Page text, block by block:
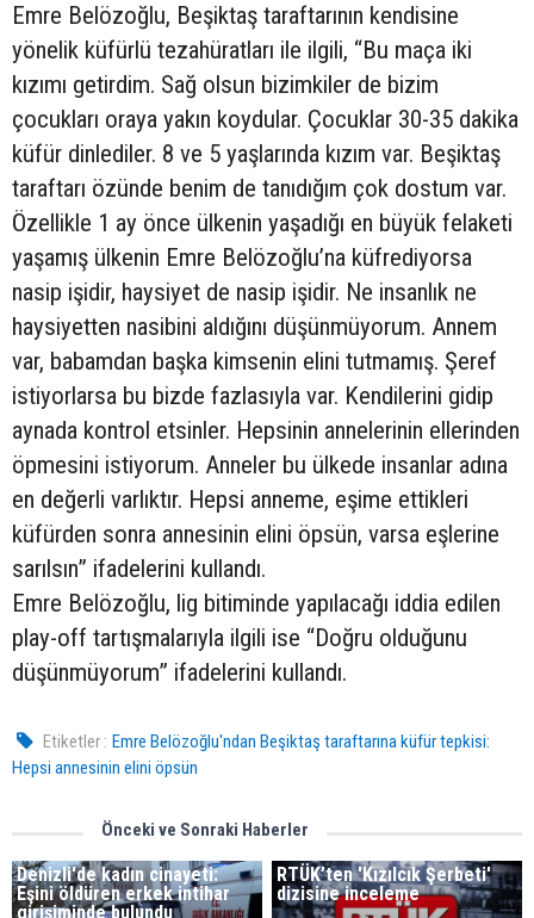
Emre Belözoğlu, Beşiktaş taraftarının kendisine
yönelik küfürlü tezahüratları ile ilgili, “Bu maça iki
kızımı getirdim. Sağ olsun bizimkiler de bizim
çocukları oraya yakın koydular. Çocuklar 30-35 dakika
küfür dinlediler. 8 ve 5 yaşlarında kızım var. Beşiktaş
taraftarı özünde benim de tanıdığım çok dostum var.
Özellikle 1 ay önce ülkenin yaşadığı en büyük felaketi
yaşamış ülkenin Emre Belözoğlu’na küfrediyorsa
nasip işidir, haysiyet de nasip işidir. Ne insanlık ne
haysiyetten nasibini aldığını düşünmüyorum. Annem
var, babamdan başka kimsenin elini tutmamış. Şeref
istiyorlarsa bu bizde fazlasıyla var. Kendilerini gidip
aynada kontrol etsinler. Hepsinin annelerinin ellerinden
öpmesini istiyorum. Anneler bu ülkede insanlar adına
en değerli varlıktır. Hepsi anneme, eşime ettikleri
küfürden sonra annesinin elini öpsün, varsa eşlerine
sarılsın” ifadelerini kullandı.
Emre Belözoğlu, lig bitiminde yapılacağı iddia edilen
play-off tartışmalarıyla ilgili ise “Doğru olduğunu
düşünmüyorum” ifadelerini kullandı.
Etiketler : Emre Belözoğlu'ndan Beşiktaş taraftarına küfür tepkisi:
Hepsi annesinin elini öpsün
Önceki ve Sonraki Haberler
Denizli'de kadın cinayeti:
Eşini öldüren erkek intihar
girişiminde bulundu
RTÜK’ten 'Kızılcık Şerbeti'
dizisine inceleme